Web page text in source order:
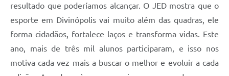
resultado que poderíamos alcançar. O JED mostra que o
esporte em Divinópolis vai muito além das quadras, ele
forma cidadãos, fortalece laços e transforma vidas. Este
ano, mais de três mil alunos participaram, e isso nos
motiva cada vez mais a buscar o melhor e evoluir a cada